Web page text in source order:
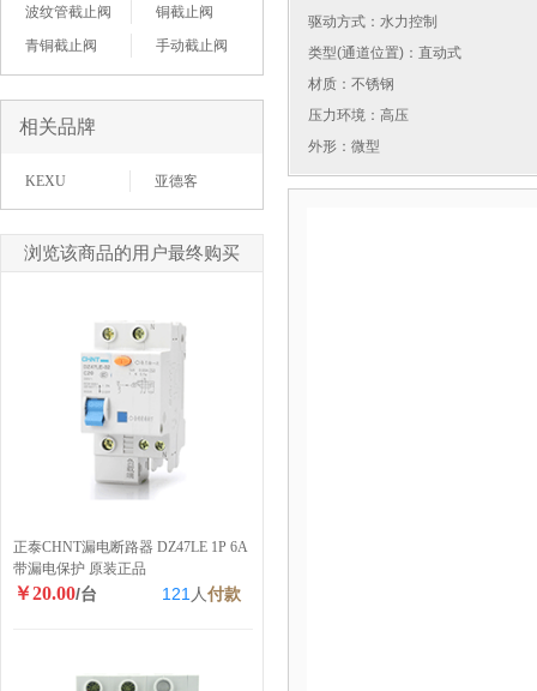
波纹管截止阀
铜截止阀
青铜截止阀
手动截止阀
相关品牌
KEXU 亚德客
浏览该商品的用户最终购买
正泰CHNT漏电断路器 DZ47LE 1P 6A
带漏电保护 原装正品
￥20.00/台 121 人付款
驱动方式：水力控制
类型(通道位置)：直动式
材质：不锈钢
压力环境：高压
外形：微型